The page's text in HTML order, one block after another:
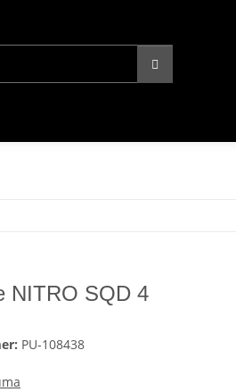
NITRO SQD 4
PU-108438